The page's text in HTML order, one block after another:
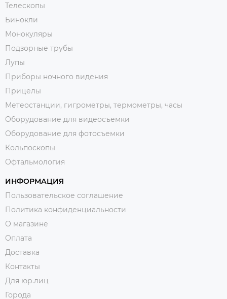
Телескопы
Бинокли
Монокуляры
Подзорные трубы
Лупы
Приборы ночного видения
Прицелы
Метеостанции, гигрометры, термометры, часы
Оборудование для видеосъемки
Оборудование для фотосъемки
Кольпоскопы
Офтальмология
ИНФОРМАЦИЯ
Пользовательское соглашение
Политика конфиденциальности
О магазине
Оплата
Доставка
Контакты
Для юр.лиц
Города